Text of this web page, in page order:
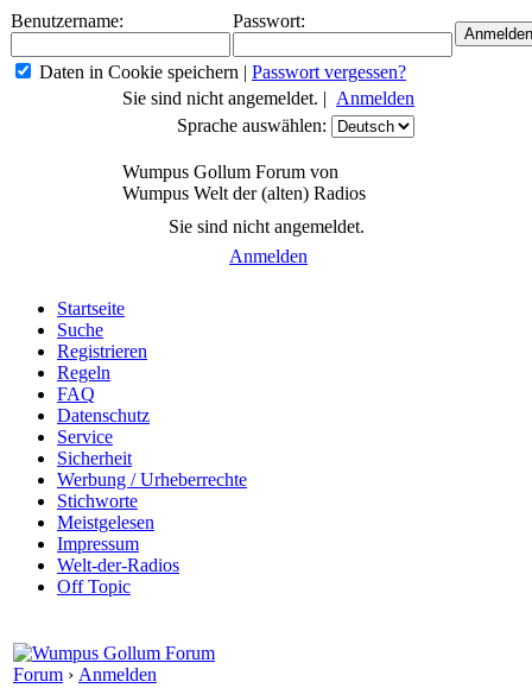
Benutzername: Passwort:
Daten in Cookie speichern | Passwort vergessen?
Sie sind nicht angemeldet. | Anmelden
Sprache auswählen:
Wumpus Gollum Forum von
Wumpus Welt der (alten) Radios
Sie sind nicht angemeldet.
Anmelden
Startseite
Suche
Registrieren
Regeln
FAQ
Datenschutz
Service
Sicherheit
Werbung / Urheberrechte
Stichworte
Meistgelesen
Impressum
Welt-der-Radios
Off Topic
Forum › Anmelden